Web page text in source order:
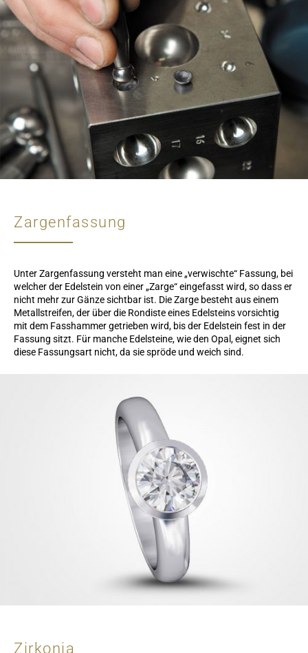
Zargenfassung
Unter Zargenfassung versteht man eine „verwischte“ Fassung, bei
welcher der Edelstein von einer „Zarge“ eingefasst wird, so dass er
nicht mehr zur Gänze sichtbar ist. Die Zarge besteht aus einem
Metallstreifen, der über die Rondiste eines Edelsteins vorsichtig
mit dem Fasshammer getrieben wird, bis der Edelstein fest in der
Fassung sitzt. Für manche Edelsteine, wie den Opal, eignet sich
diese Fassungsart nicht, da sie spröde und weich sind.
Zirkonia